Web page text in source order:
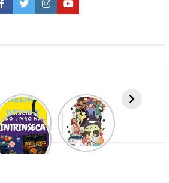
Facebook
TwitterInstagramYouTube